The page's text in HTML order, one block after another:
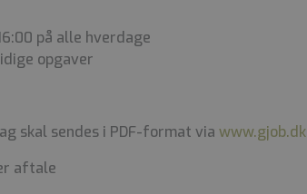
på alle hverdage
opgaver
skal sendes i PDF-format via www.gjob.dk
aftale